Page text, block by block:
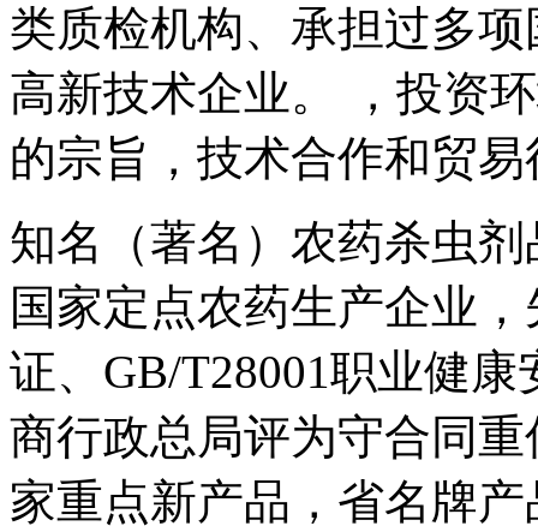
类质检机构、承担过多
高新技术企业。 ，投资
的宗旨，技术合作和贸易
知名（著名）农药杀虫
国家定点农药生产企业
证、GB/T28001职业健
商行政总局评为守合同
家重点新产品，省名牌